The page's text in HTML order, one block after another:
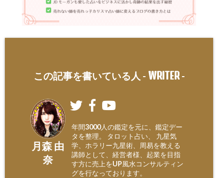
この記事を書いている人 - WRITER-
月森 由
奈
年間3000人の鑑定を元に、鑑定デー
タを整理。 タロット占い、 九星気
学、ホラリー九星術、周易を教える
講師として、経営者様、起業を目指
す方に売上をUP風水コンサルティン
グを行なっております。